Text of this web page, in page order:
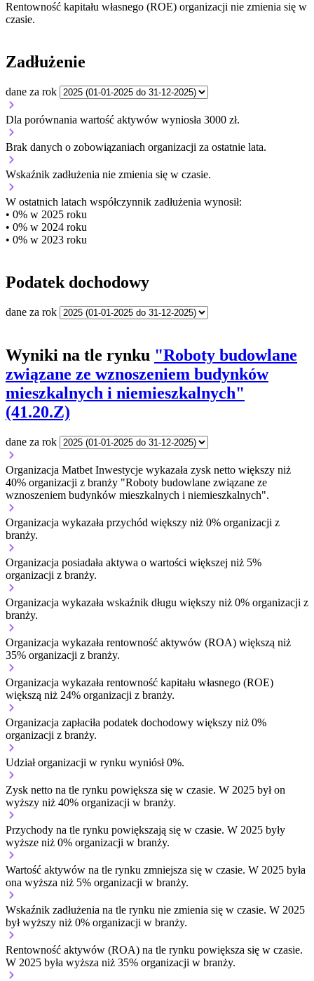
Rentowność kapitału własnego (ROE) organizacji nie zmienia się w
czasie.
Zadłużenie
dane za rok
Dla porównania wartość aktywów wyniosła 3000 zł.
Brak danych o zobowiązaniach organizacji za ostatnie lata.
Wskaźnik zadłużenia nie zmienia się w czasie.
W ostatnich latach współczynnik zadłużenia wynosił:
• 0% w 2025 roku
• 0% w 2024 roku
• 0% w 2023 roku
Podatek dochodowy
dane za rok
Wyniki na tle rynku "Roboty budowlane
związane ze wznoszeniem budynków
mieszkalnych i niemieszkalnych"
(41.20.Z)
dane za rok
Organizacja Matbet Inwestycje wykazała zysk netto większy niż
40% organizacji z branży "Roboty budowlane związane ze
wznoszeniem budynków mieszkalnych i niemieszkalnych".
Organizacja wykazała przychód większy niż 0% organizacji z
branży.
Organizacja posiadała aktywa o wartości większej niż 5%
organizacji z branży.
Organizacja wykazała wskaźnik długu większy niż 0% organizacji z
branży.
Organizacja wykazała rentowność aktywów (ROA) większą niż
35% organizacji z branży.
Organizacja wykazała rentowność kapitału własnego (ROE)
większą niż 24% organizacji z branży.
Organizacja zapłaciła podatek dochodowy większy niż 0%
organizacji z branży.
Udział organizacji w rynku wyniósł 0%.
Zysk netto na tle rynku powiększa się w czasie. W 2025 był on
wyższy niż 40% organizacji w branży.
Przychody na tle rynku powiększają się w czasie. W 2025 były
wyższe niż 0% organizacji w branży.
Wartość aktywów na tle rynku zmniejsza się w czasie. W 2025 była
ona wyższa niż 5% organizacji w branży.
Wskaźnik zadłużenia na tle rynku nie zmienia się w czasie. W 2025
był wyższy niż 0% organizacji w branży.
Rentowność aktywów (ROA) na tle rynku powiększa się w czasie.
W 2025 była wyższa niż 35% organizacji w branży.